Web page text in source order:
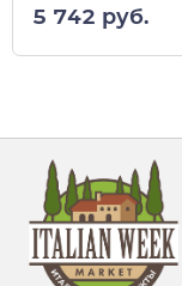
5 742 руб.